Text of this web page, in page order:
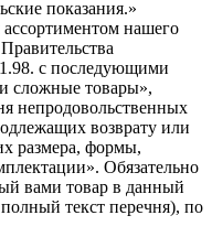
показания.»
нашего
с последующими
сложные товары»,
непродовольственных
возврату или
размера, формы,
Обязательно
вами товар в данный
текст перечня), по